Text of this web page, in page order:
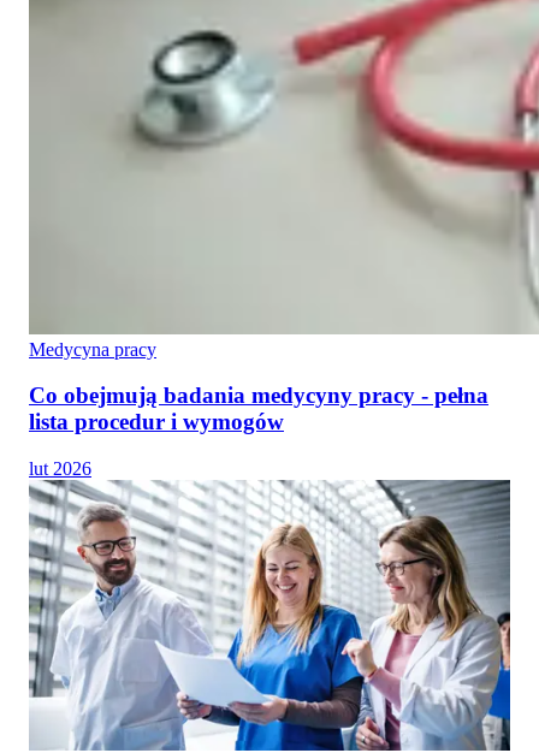
Medycyna pracy
Co obejmują badania medycyny pracy - pełna
lista procedur i wymogów
lut 2026